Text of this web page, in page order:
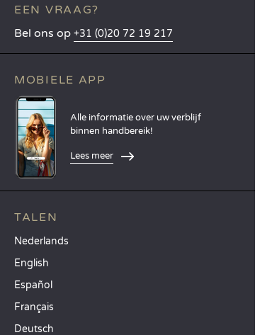
EEN VRAAG?
Bel ons op +31 (0)20 72 19 217
MOBIELE APP
Alle informatie over uw verblijf
binnen handbereik!
Lees meer
TALEN
Nederlands
English
Español
Français
Deutsch